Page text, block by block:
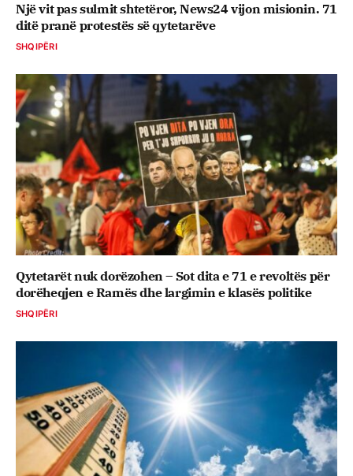
Një vit pas sulmit shtetëror, News24 vijon misionin. 71
ditë pranë protestës së qytetarëve
SHQIPËRI
Qytetarët nuk dorëzohen – Sot dita e 71 e revoltës për
dorëheqjen e Ramës dhe largimin e klasës politike
SHQIPËRI